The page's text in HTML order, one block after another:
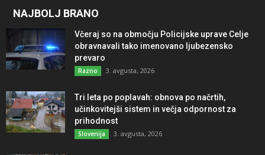
NAJBOLJ BRANO
Včeraj so na območju Policijske uprave Celje
obravnavali tako imenovano ljubezensko
prevaro
Razno 3. avgusta, 2026
Tri leta po poplavah: obnova po načrtih,
učinkovitejši sistem in večja odpornost za
prihodnost
Slovenija 3. avgusta, 2026